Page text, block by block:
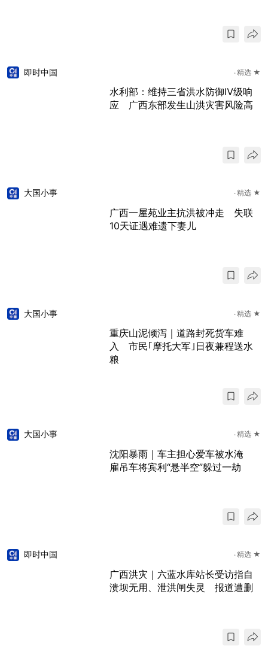
即时中国 精选 ★
水利部：维持三省洪水防御Ⅳ级响
应 广西东部发生山洪灾害风险高
大国小事 精选 ★
广西一屋苑业主抗洪被冲走 失联
10天证遇难遗下妻儿
大国小事 精选 ★
重庆山泥倾泻｜道路封死货车难
入 市民｢摩托大军｣日夜兼程送水
粮
大国小事 精选 ★
沈阳暴雨｜车主担心爱车被水淹
雇吊车将宾利“悬半空”躲过一劫
即时中国 精选 ★
广西洪灾｜六蓝水库站长受访指自
溃坝无用、泄洪闸失灵 报道遭删